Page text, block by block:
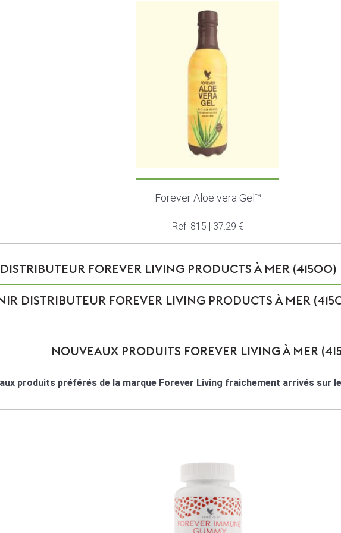
Forever Aloe vera Gel™
Ref. 815 | 37.29 €
FOREVER LIVING PRODUCTS À MER (41500)
DISTRIBUTEUR FOREVER LIVING PRODUCTS À MER
NOUVEAUX PRODUITS FOREVER LIVING À MER
produits préférés de la marque Forever Living fraichement arrivés sur